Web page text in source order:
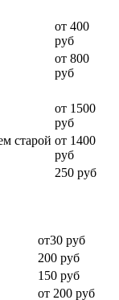
от 400
руб
от 800
руб
от 1500
руб
старой от 1400
руб
250 руб
от30 руб
200 руб
150 руб
от 200 руб